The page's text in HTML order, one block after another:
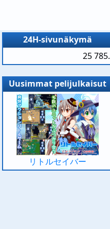
24H-sivunäkymä
25 785.
Uusimmat pelijulkaisut
リトルセイバー